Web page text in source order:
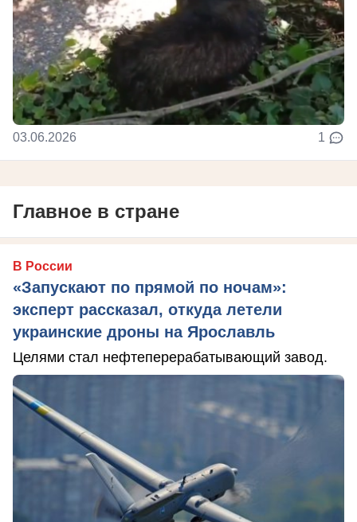
03.06.2026 1
Главное в стране
В России
«Запускают по прямой по ночам»:
эксперт рассказал, откуда летели
украинские дроны на Ярославль
Целями стал нефтеперерабатывающий завод.